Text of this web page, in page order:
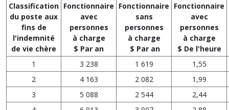
Classification
du poste aux
fins de
l'indemnité
de vie chère
Fonctionnaire
avec
personnes
à charge
$ Par an
Fonctionnaire
sans
personnes
à charge
$ Par an
Fonctionnaire
avec
personnes
à charge
$ De l'heure
1
3 238 1 619
1,55
2
4 163 2 082
1,99
3
5 088 2 544
2,44